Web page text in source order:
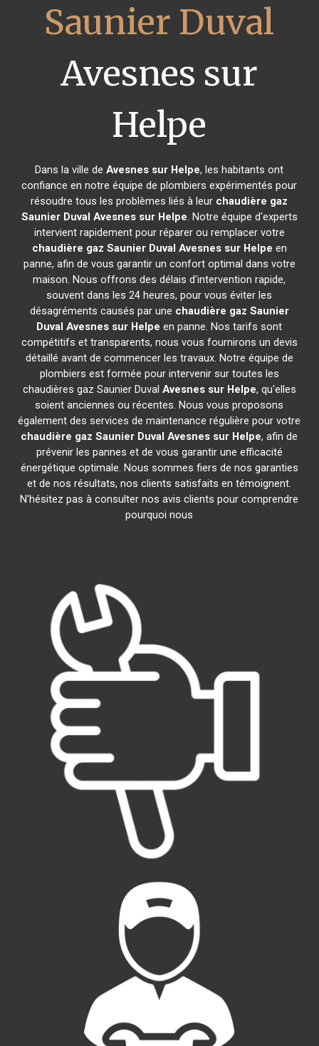
Saunier Duval
Avesnes sur
Helpe
Dans la ville deAvesnes sur Helpe, les habitants ont
confiance en notre équipe de plombiers expérimentés pour
résoudre tous les problèmes liés à leur chaudière gaz
Saunier Duval Avesnes sur Helpe. Notre équipe d'experts
intervient rapidement pour réparer ou remplacer votre
chaudière gaz Saunier Duval Avesnes sur Helpe en
panne, afin de vous garantir un confort optimal dans votre
maison. Nous offrons des délais d'intervention rapide,
souvent dans les 24 heures, pour vous éviter les
désagréments causés par une chaudière gaz Saunier
Duval Avesnes sur Helpe en panne. Nos tarifs sont
compétitifs et transparents, nous vous fournirons un devis
détaillé avant de commencer les travaux. Notre équipe de
plombiers est formée pour intervenir sur toutes les
chaudières gaz Saunier Duval Avesnes sur Helpe, qu'elles
soient anciennes ou récentes. Nous vous proposons
également des services de maintenance régulière pour votre
chaudière gaz Saunier Duval Avesnes sur Helpe, afin de
prévenir les pannes et de vous garantir une efficacité
énergétique optimale. Nous sommes fiers de nos garanties
et de nos résultats, nos clients satisfaits en témoignent.
N'hésitez pas à consulter nos avis clients pour comprendre
pourquoi nous